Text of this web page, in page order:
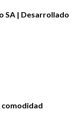
SA | Desarrollado